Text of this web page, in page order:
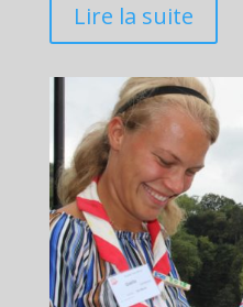
Lire la suite